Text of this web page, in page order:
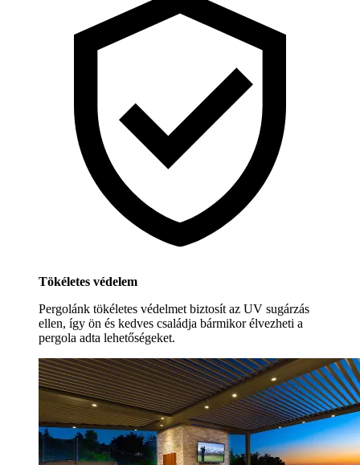
Tökéletes védelem
Pergolánk tökéletes védelmet biztosít az UV sugárzás
ellen, így ön és kedves családja bármikor élvezheti a
pergola adta lehetőségeket.